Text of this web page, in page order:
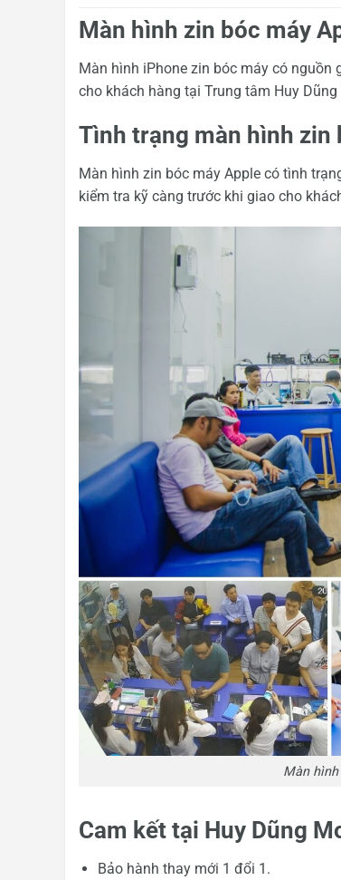
Màn hình zin bóc máy
Màn hình iPhone zin bóc máy có
cho khách hàng tại Trung tâm Huy Dũng
Tình trạng màn hình zin
Màn hình zin bóc máy Apple có tình
kiểm tra kỹ càng trước khi giao cho
Màn
Cam kết tại Huy Dũng
Bảo hành thay mới 1 đổi 1.